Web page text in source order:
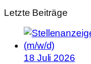
Letzte Beiträge
18 Juli 2026